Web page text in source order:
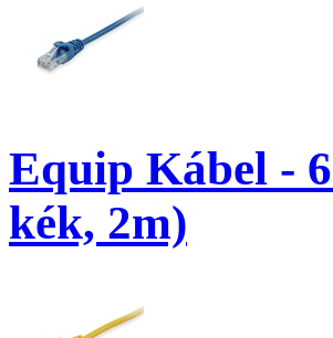
Equip Kábel -
kék, 2m)